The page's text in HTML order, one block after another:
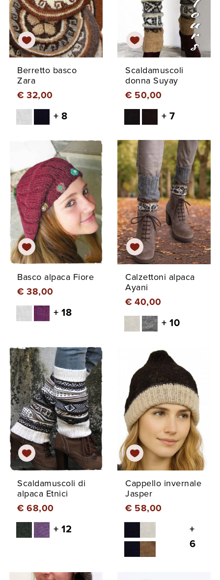
Berretto basco
Zara
€ 32,00
+ 8
Scaldamuscoli
donna Suyay
€ 50,00
+ 7
Basco alpaca Fiore
€ 38,00
+ 18
Calzettoni alpaca
Ayani
€ 40,00
+ 10
Scaldamuscoli di
alpaca Etnici
€ 68,00
+ 12
Cappello invernale
Jasper
€ 58,00
+
6